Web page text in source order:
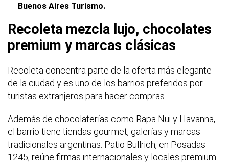
Buenos Aires Turismo.
Recoleta mezcla lujo, chocolates
premium y marcas clásicas
Recoleta concentra parte de la oferta más elegante
de la ciudad y es uno de los barrios preferidos por
turistas extranjeros para hacer compras.
Además de chocolaterías como Rapa Nui y Havanna,
el barrio tiene tiendas gourmet, galerías y marcas
tradicionales argentinas. Patio Bullrich, en Posadas
1245, reúne firmas internacionales y locales premium